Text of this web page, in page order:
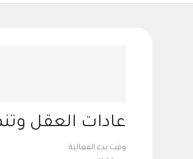
عادات العقل
وقت بدء الفعالية